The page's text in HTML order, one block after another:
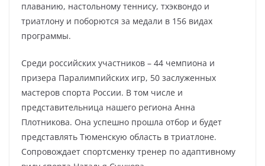
плаванию, настольному теннису, тхэквондо и
триатлону и поборются за медали в 156 видах
программы.
Среди российских участников – 44 чемпиона и
призера Паралимпийских игр, 50 заслуженных
мастеров спорта России. В том числе и
представительница нашего региона Анна
Плотникова. Она успешно прошла отбор и будет
представлять Тюменскую область в триатлоне.
Сопровождает спортсменку тренер по адаптивному